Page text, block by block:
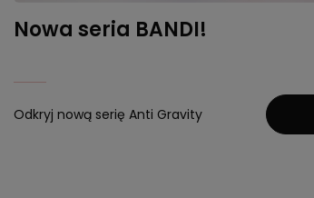
Nowa seria BANDI!
Odkryj nową serię Anti Gravity